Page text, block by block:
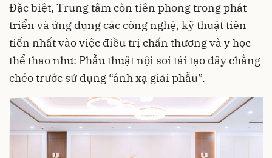
Đặc biệt, Trung tâm còn tiên phong trong phát
triển và ứng dụng các công nghệ, kỹ thuật tiên
tiến nhất vào việc điều trị chấn thương và y học
thể thao như: Phẫu thuật nội soi tái tạo dây chằng
chéo trước sử dụng “ánh xạ giải phẫu”.